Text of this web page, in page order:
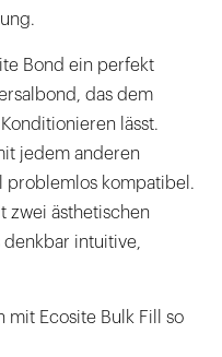
Bond ein perfekt
das dem
lässt.
jedem anderen
problemlos kompatibel.
zwei ästhetischen
intuitive,
Ecosite Bulk Fill so